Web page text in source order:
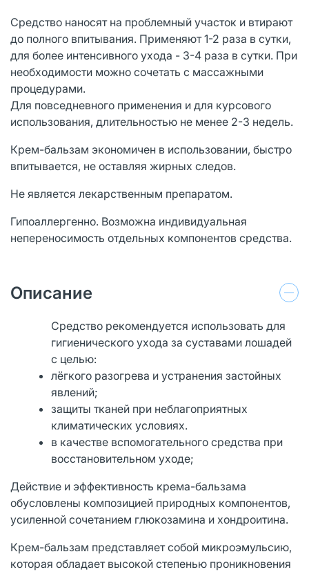
Средство наносят на проблемный участок и втирают
до полного впитывания. Применяют 1-2 раза в сутки,
для более интенсивного ухода - 3-4 раза в сутки. При
необходимости можно сочетать с массажными
процедурами.
Для повседневного применения и для курсового
использования, длительностью не менее 2-3 недель.
Крем-бальзам экономичен в использовании, быстро
впитывается, не оставляя жирных следов.
Не является лекарственным препаратом.
Гипоаллергенно. Возможна индивидуальная
непереносимость отдельных компонентов средства.
Описание
Средство рекомендуется использовать для
гигиенического ухода за суставами лошадей
с целью:
лёгкого разогрева и устранения застойных
явлений;
защиты тканей при неблагоприятных
климатических условиях.
в качестве вспомогательного средства при
восстановительном уходе;
Действие и эффективность крема-бальзама
обусловлены композицией природных компонентов,
усиленной сочетанием глюкозамина и хондроитина.
Крем-бальзам представляет собой микроэмульсию,
которая обладает высокой степенью проникновения